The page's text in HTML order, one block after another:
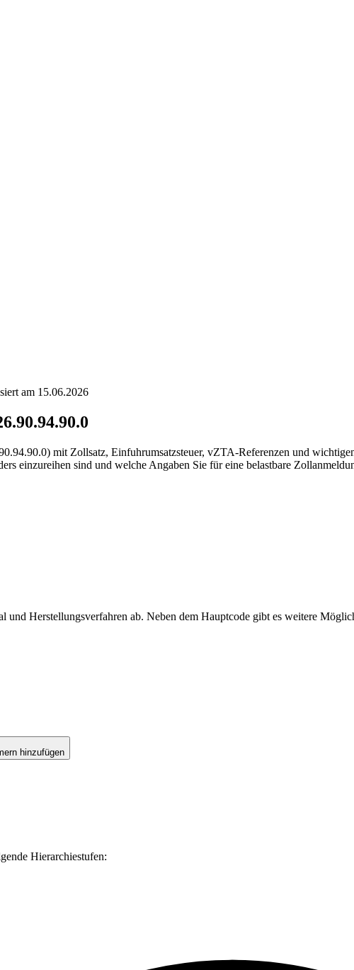
am 15.06.2026
mit Zollsatz, Einfuhrumsatzsteuer, vZTA-Referenzen und
einzureihen sind und welche Angaben Sie für eine belastbare
Herstellungsverfahren ab. Neben dem Hauptcode gibt es weitere
hinzufügen
Hierarchiestufen: